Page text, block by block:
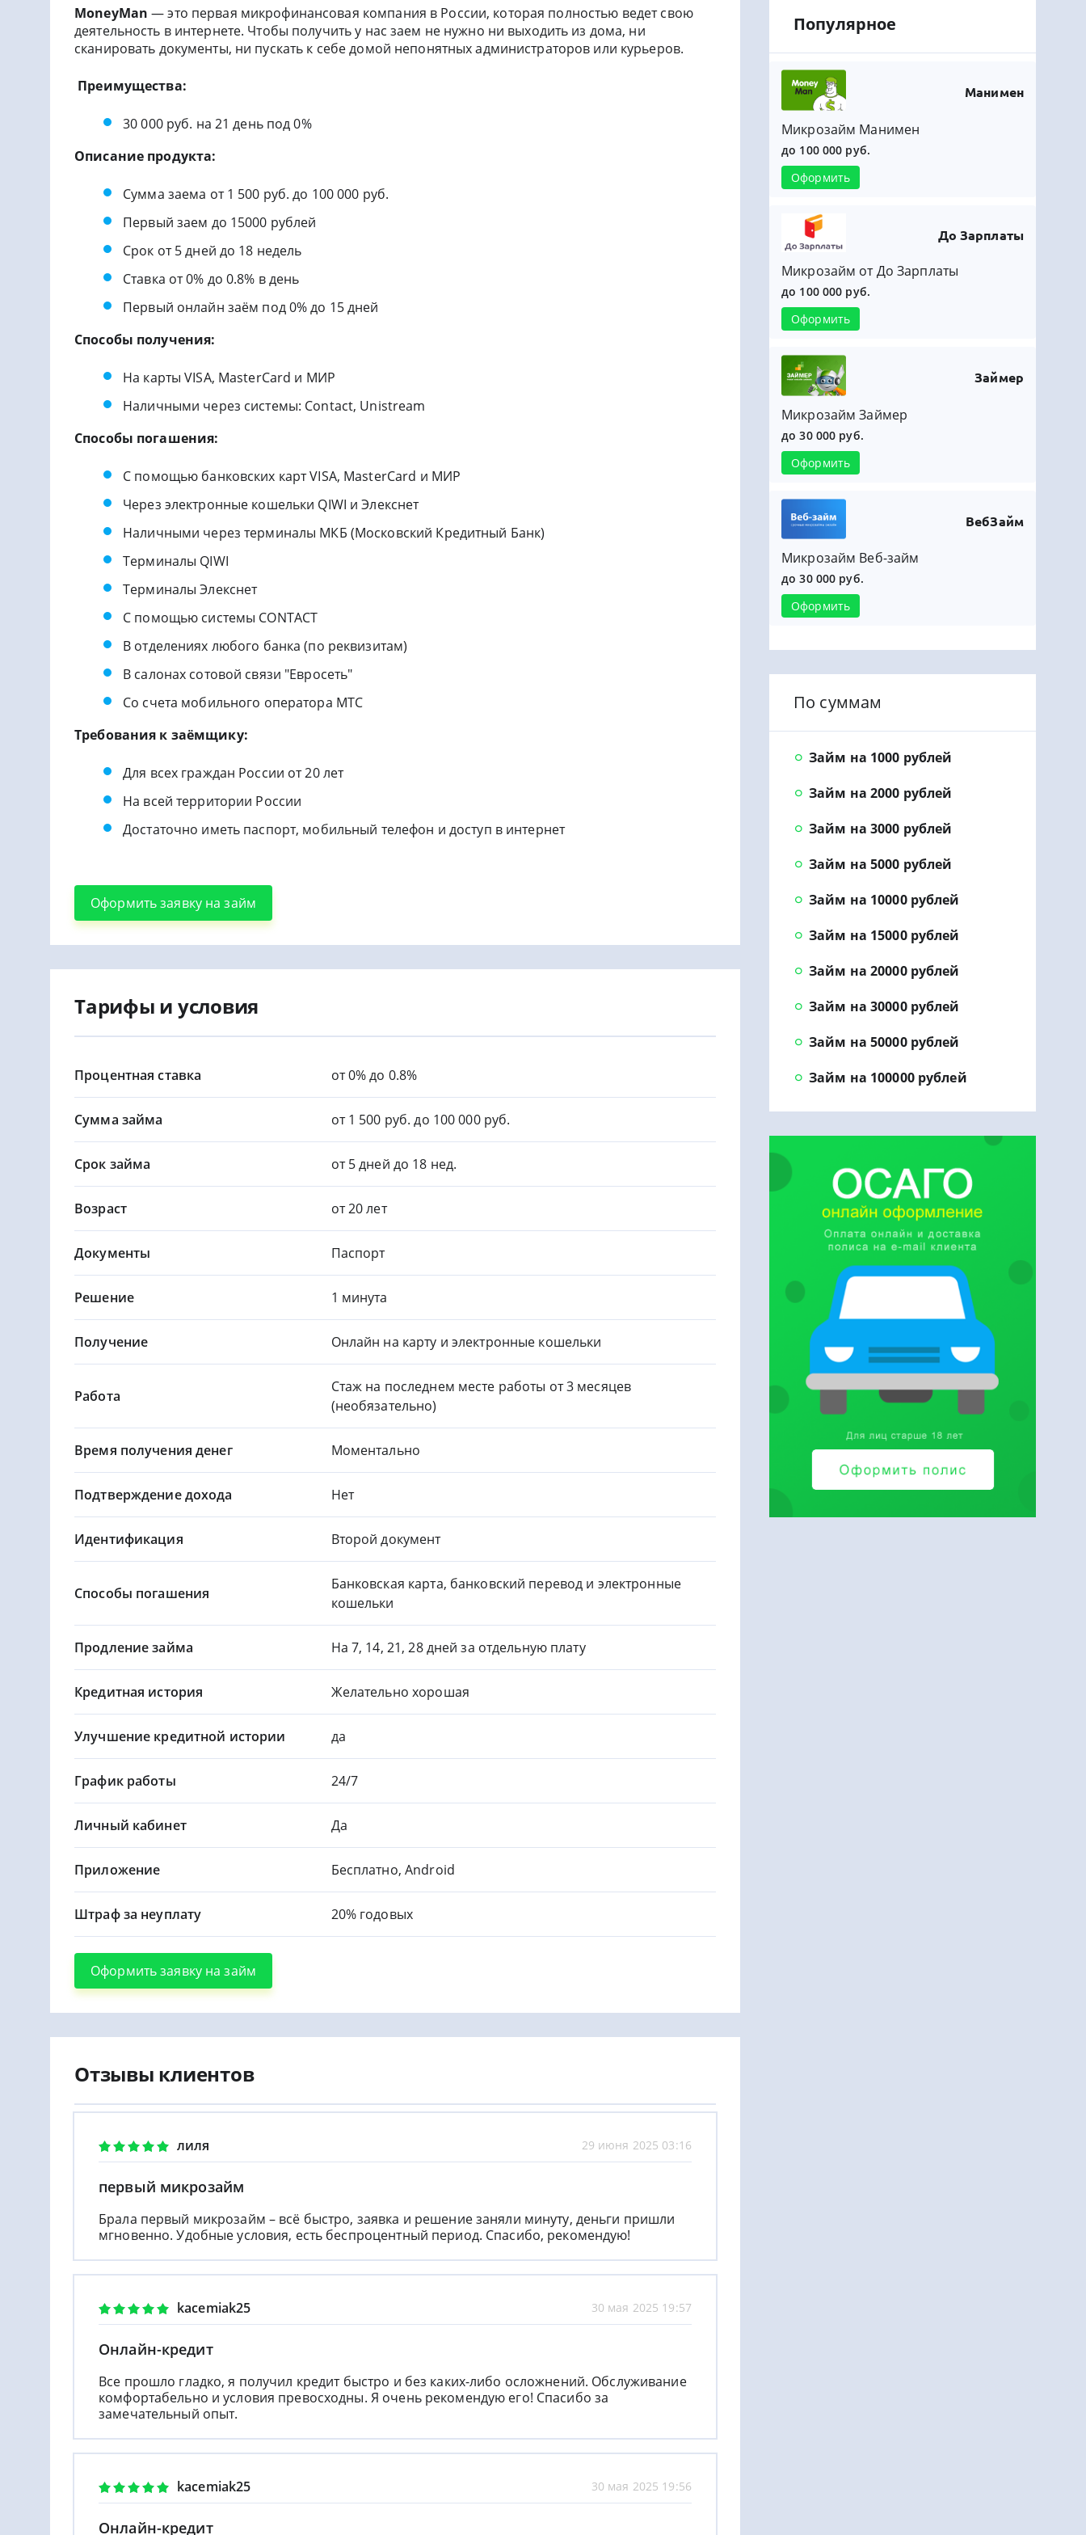
MoneyMan — это первая микрофинансовая компания в России, которая полностью ведет свою
деятельность в интернете. Чтобы получить у нас заем не нужно ни выходить из дома, ни
сканировать документы, ни пускать к себе домой непонятных администраторов или курьеров.
Преимущества:
30 000 руб. на 21 день под 0%
Описание продукта:
Сумма заема от 1 500 руб. до 100 000 руб.
Первый заем до 15000 рублей
Срок от 5 дней до 18 недель
Cтавка от 0% до 0.8% в день
Первый онлайн заём под 0% до 15 дней
Способы получения:
На карты VISA, MasterCard и МИР
Наличными через системы: Contact, Unistream
Способы погашения:
С помощью банковских карт VISA, MasterCard и МИР
Через электронные кошельки QIWI и Элекснет
Наличными через терминалы МКБ (Московский Кредитный Банк)
Терминалы QIWI
Терминалы Элекснет
С помощью системы CONTACT
В отделениях любого банка (по реквизитам)
В салонах сотовой связи "Евросеть"
Со счета мобильного оператора МТС
Требования к заёмщику:
Для всех граждан России от 20 лет
На всей территории России
Достаточно иметь паспорт, мобильный телефон и доступ в интернет
Оформить заявку на займ
Тарифы и условия
Процентная ставка от 0% до 0.8%
Сумма займа от 1 500 руб. до 100 000 руб.
Срок займа от 5 дней до 18 нед.
Возраст от 20 лет
Документы Паспорт
Решение 1 минута
Получение Онлайн на карту и электронные кошельки
Работа
Стаж на последнем месте работы от 3 месяцев
(необязательно)
Время получения денег Моментально
Подтверждение дохода Нет
Идентификация Второй документ
Способы погашения
Банковская карта, банковский перевод и электронные
кошельки
Продление займа На 7, 14, 21, 28 дней за отдельную плату
Кредитная история Желательно хорошая
Улучшение кредитной истории да
График работы 24/7
Личный кабинет Да
Приложение Бесплатно, Android
Штраф за неуплату 20% годовых
Оформить заявку на займ
Отзывы клиентов
лиля 29 июня 2025 03:16
первый микрозайм
Брала первый микрозайм – всё быстро, заявка и решение заняли минуту, деньги пришли
мгновенно. Удобные условия, есть беспроцентный период. Спасибо, рекомендую!
kacemiak25 30 мая 2025 19:57
Онлайн-кредит
Все прошло гладко, я получил кредит быстро и без каких-либо осложнений. Обслуживание
комфортабельно и условия превосходны. Я очень рекомендую его! Спасибо за
замечательный опыт.
kacemiak25 30 мая 2025 19:56
Онлайн-кредит
Популярное
Манимен
Микрозайм Манимен
до 100 000 руб.
Оформить
До Зарплаты
Микрозайм от До Зарплаты
до 100 000 руб.
Оформить
Займер
Микрозайм Займер
до 30 000 руб.
Оформить
ВебЗайм
Микрозайм Веб-займ
до 30 000 руб.
Оформить
По суммам
Займ на 1000 рублей
Займ на 2000 рублей
Займ на 3000 рублей
Займ на 5000 рублей
Займ на 10000 рублей
Займ на 15000 рублей
Займ на 20000 рублей
Займ на 30000 рублей
Займ на 50000 рублей
Займ на 100000 рублей